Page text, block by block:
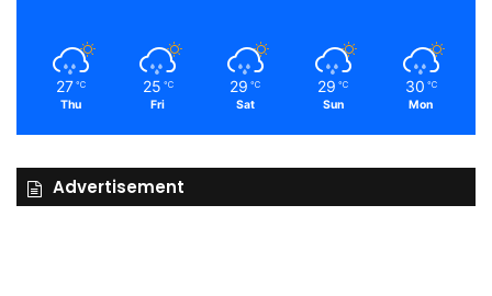
27 ℃
Thu
25 ℃
Fri
29 ℃
Sat
29 ℃
Sun
30 ℃
Mon
Advertisement